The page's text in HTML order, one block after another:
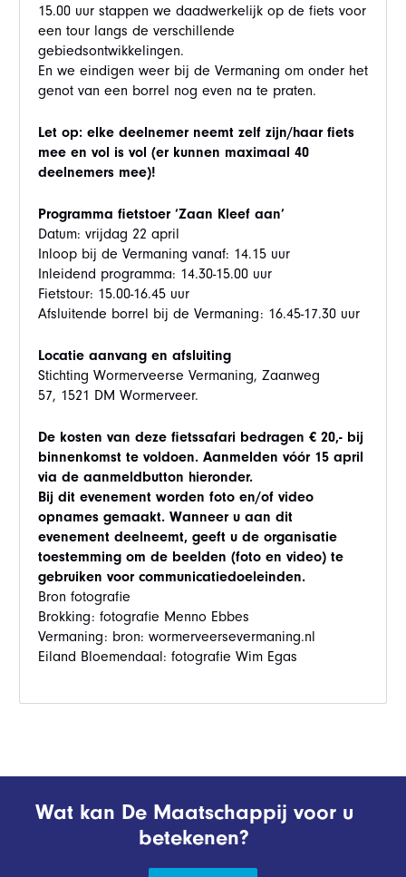
15.00 uur stappen we daadwerkelijk op de fiets voor
een tour langs de verschillende
gebiedsontwikkelingen.
En we eindigen weer bij de Vermaning om onder het
genot van een borrel nog even na te praten.
Let op: elke deelnemer neemt zelf zijn/haar fiets
mee en vol is vol (er kunnen maximaal 40
deelnemers mee)!
Programma fietstoer ‘Zaan Kleef aan’
Datum: vrijdag 22 april
Inloop bij de Vermaning vanaf: 14.15 uur
Inleidend programma: 14.30-15.00 uur
Fietstour: 15.00-16.45 uur
Afsluitende borrel bij de Vermaning: 16.45-17.30 uur
Locatie aanvang en afsluiting
Stichting Wormerveerse Vermaning, Zaanweg
57, 1521 DM Wormerveer.
De kosten van deze fietssafari bedragen € 20,- bij
binnenkomst te voldoen. Aanmelden vóór 15 april
via de aanmeldbutton hieronder.
Bij dit evenement worden foto en/of video
opnames gemaakt. Wanneer u aan dit
evenement deelneemt, geeft u de organisatie
toestemming om de beelden (foto en video) te
gebruiken voor communicatiedoeleinden.
Bron fotografie
Brokking: fotografie Menno Ebbes
Vermaning: bron: wormerveersevermaning.nl
Eiland Bloemendaal: fotografie Wim Egas
Wat kan De Maatschappij voor u
betekenen?